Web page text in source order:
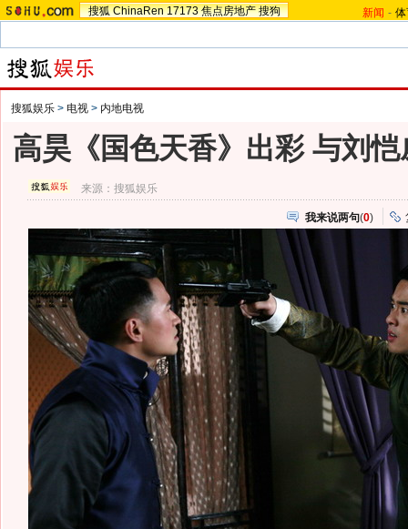
搜狐 ChinaRen 17173 焦点房地产 搜狗 新闻 -
搜狐娱乐 > 电视 > 内地电视
高昊《国色天香》出彩 与刘
来源：搜狐娱乐
我来说两句(0)